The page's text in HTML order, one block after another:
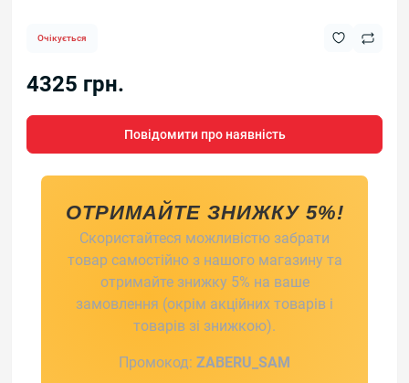
Очікується
4325 грн.
Повідомити про наявність
ОТРИМАЙТЕ ЗНИЖКУ 5%!
Скористайтеся можливістю забрати
товар самостійно з нашого магазину та
отримайте знижку 5% на ваше
замовлення (окрім акційних товарів і
товарів зі знижкою).
Промокод: ZABERU_SAM